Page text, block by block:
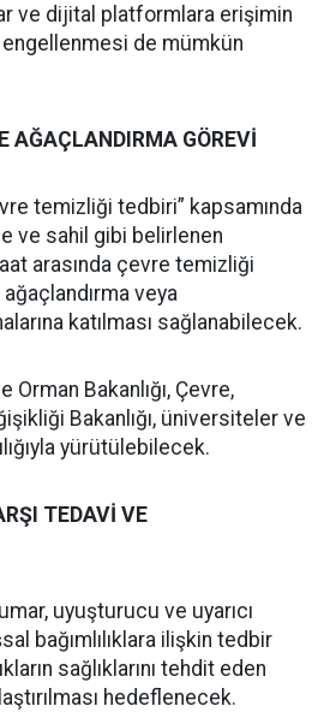
ve dijital platformlara erişimin
engellenmesi de mümkün
AĞAÇLANDIRMA GÖREVİ
temizliği tedbiri” kapsamında
ve sahil gibi belirlenen
arasında çevre temizliği
ağaçlandırma veya
katılması sağlanabilecek.
Orman Bakanlığı, Çevre,
Bakanlığı, üniversiteler ve
yürütülebilecek.
TEDAVİ VE
uyuşturucu ve uyarıcı
bağımlılıklara ilişkin tedbir
sağlıklarını tehdit eden
hedeflenecek.